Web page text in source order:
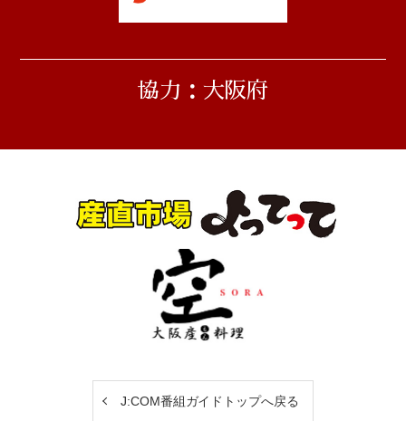
協力：大阪府
J:COM番組ガイドトップへ戻る